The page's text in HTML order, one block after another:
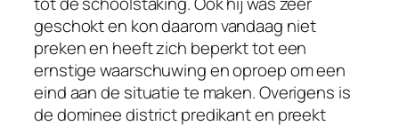
geschokt en kon daarom vandaag niet
preken en heeft zich beperkt tot een
ernstige waarschuwing en oproep om een
eind aan de situatie te maken. Overigens is
de dominee district predikant en preekt